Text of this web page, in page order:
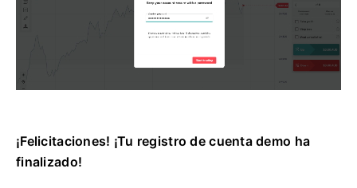
¡Felicitaciones! ¡Tu registro de cuenta demo ha
finalizado!